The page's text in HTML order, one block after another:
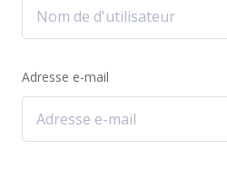
Adresse e-mail